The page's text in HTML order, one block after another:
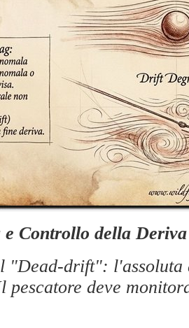
Controllo della
"Dead-drift": l'assoluta
pescatore deve